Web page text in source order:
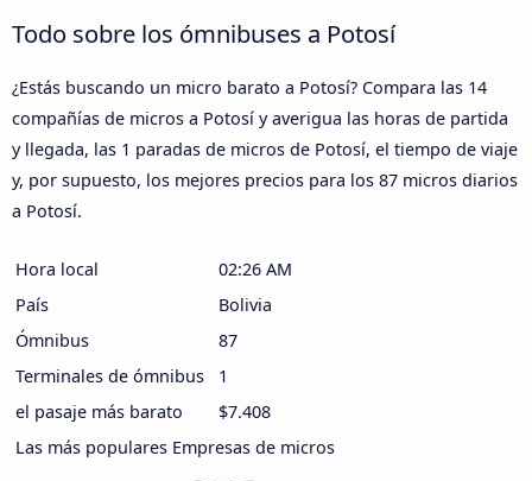
Todo sobre los ómnibuses a Potosí
¿Estás buscando un micro barato a Potosí? Compara las 14
compañías de micros a Potosí y averigua las horas de partida
y llegada, las 1 paradas de micros de Potosí, el tiempo de viaje
y, por supuesto, los mejores precios para los 87 micros diarios
a Potosí.
Hora local
02:26 AM
País
Bolivia
Ómnibus
87
Terminales de ómnibus
1
el pasaje más barato
$7.408
Las más populares Empresas de micros